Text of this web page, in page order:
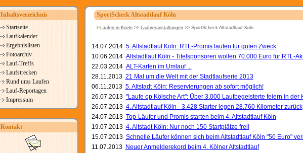
Inhaltsverzeichnis
Startseite
Laufkalender
Ergebnislisten
Fotoarchiv
Lauf-Treffs
Laufstrecken
Rund ums Laufen
Lauf-Reportagen
Impressum
Kontakt
SportScheck Altstadtlauf Köln
Laufen-in-Koeln>> Laufveranstaltungen>> SportScheck Altstadtlauf Köln
14.07.2014 5. Altstadtlauf Köln: RTL-Promis laufen für guten Zweck
10.06.2014 Altstadtlauf Köln - Titelsponsoren wollen 70.000 Euro für RTL-
22.03.2014 ALT-Karten im Umlauf ...
28.11.2013 21 Mal um die Welt mit der Stadtlaufserie 2013
06.11.2013 5. Altstadt Köln: Reservierungen ab sofort möglich!
26.07.2013 "Laufe op Kölsche Art": Über 3.000 Laufbegeisterte feiern in der
26.07.2013 4. Altstadtlauf Köln - 3.428 Starter legen 28.760 Kilometer zurück
24.07.2013 Top-Läufer und Promis starten beim 4. Altstadtlauf Köln
19.07.2013 4. Altstadt Köln: Nur noch 150 Startplätze frei!
15.07.2013 Schnelle Läufer können sich beim Altstadtlauf Köln "50 Euro"
11.07.2013
Neuer Anmelderekord beim 4. Kölner Altstadtlauf